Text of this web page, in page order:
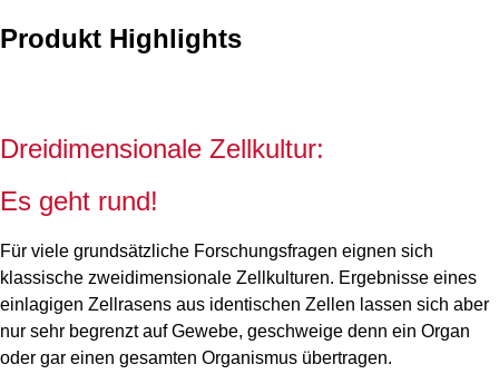
Produkt Highlights
Dreidimensionale Zellkultur:
Es geht rund!
Für viele grundsätzliche Forschungsfragen eignen sich
klassische zweidimensionale Zellkulturen. Ergebnisse eines
einlagigen Zellrasens aus identischen Zellen lassen sich aber
nur sehr begrenzt auf Gewebe, geschweige denn ein Organ
oder gar einen gesamten Organismus übertragen.